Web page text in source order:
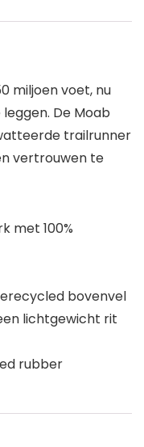
miljoen voet, nu
De Moab
trailrunner
vertrouwen te
met 100%
bovenvel
lichtgewicht rit
rubber